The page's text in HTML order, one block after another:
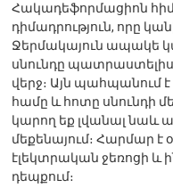
Հակադեֆորմացիոն
դիմադրություն, որը
Ջերմակայուն ապակե
սնունդը պատրաստելիս
վերջ։ Այն պահպանում
համը և հոտը սնունդի
կարող եք լվանալ նաև
մեքենայում։ Հարմար
էլեկտրական ջեռոցի և
դեպքում։